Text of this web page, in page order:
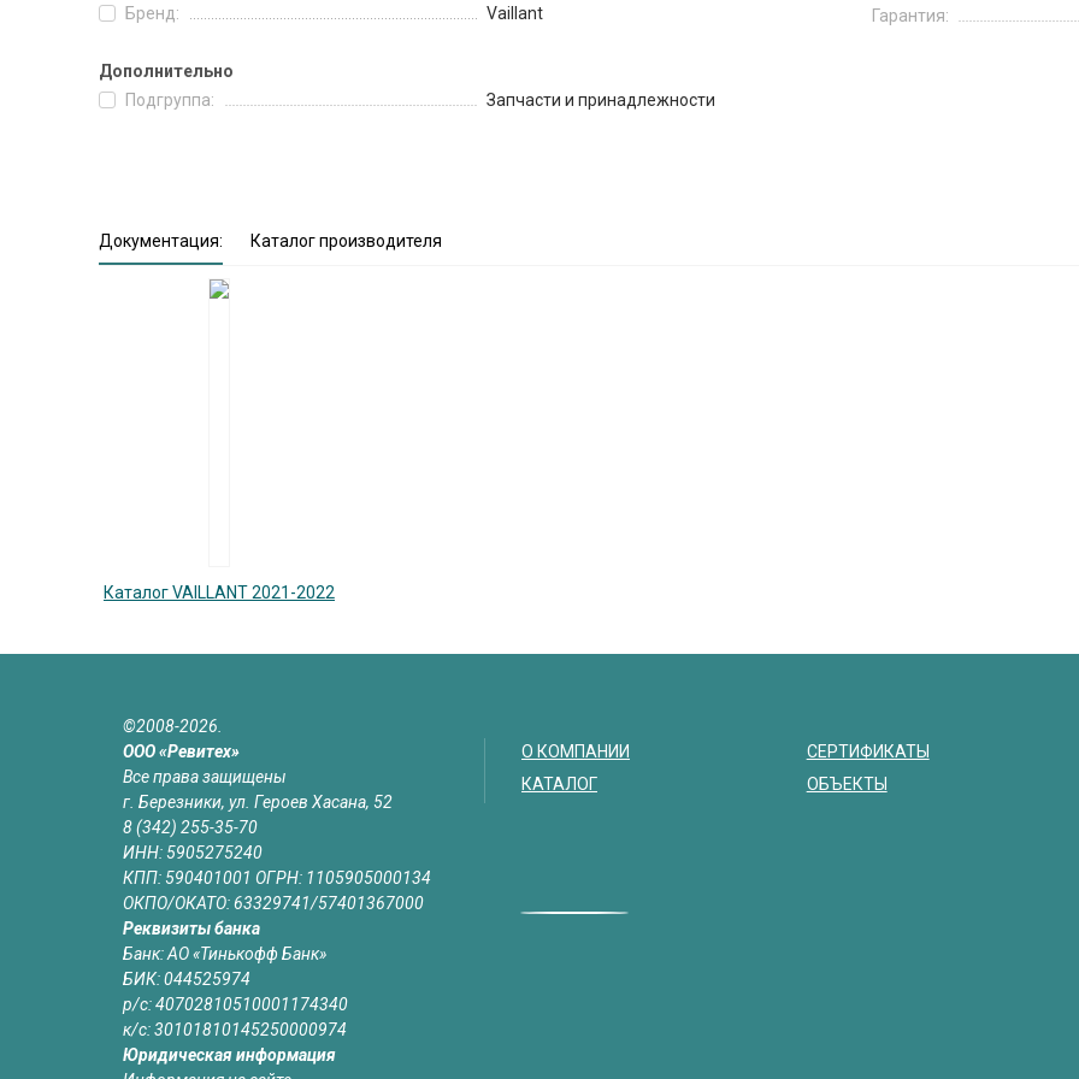
Бренд: Vaillant Гарантия:
Дополнительно
Подгруппа:
Запчасти и принадлежности
Документация: Каталог производителя
Каталог VAILLANT 2021-2022
©2008-2026.
ООО «Ревитех»
Все права защищены
г. Березники, ул. Героев Хасана, 52
8 (342) 255-35-70
ИНН: 5905275240
КПП: 590401001 ОГРН: 1105905000134
ОКПО/ОКАТО: 63329741/57401367000
Реквизиты банка
Банк: АО «Тинькофф Банк»
БИК: 044525974
р/с: 40702810510001174340
к/с: 30101810145250000974
Юридическая информация
О КОМПАНИИ
КАТАЛОГ
СЕРТИФИКАТЫ
ОБЪЕКТЫ